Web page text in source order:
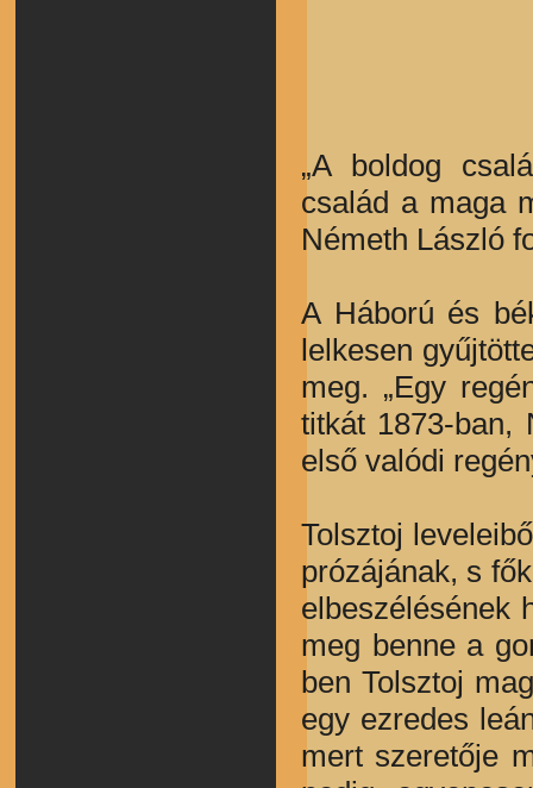
„A boldog
család a maga
Németh László
A Háború és
lelkesen
meg. „Egy
titkát 1873-ban,
első valódi
Tolsztoj
prózájának, s
elbeszélésének
meg benne a
ben Tolsztoj
egy ezredes
mert szeretője